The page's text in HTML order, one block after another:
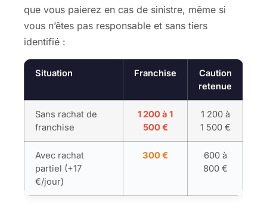
que vous paierez en cas de sinistre, même si
vous n’êtes pas responsable et sans tiers
identifié :
Situation Franchise
Caution
retenue
Sans rachat de
franchise
1 200 à 1
500 €
1 200 à
1 500 €
Avec rachat
partiel (+17
€/jour)
300 €
600 à
800 €